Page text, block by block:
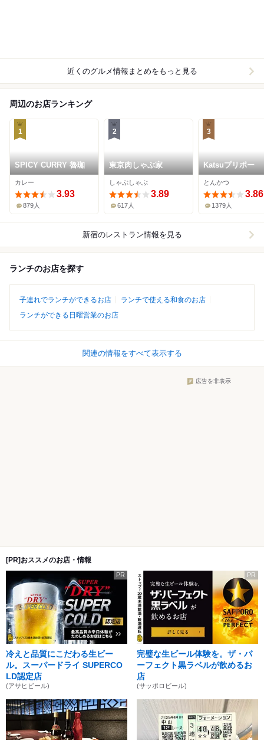
近くのグルメ情報まとめをもっと見る
周辺のお店ランキング
1
SPICY CURRY 魯珈
カレー
3.93
879人
2
東京肉しゃぶ家
しゃぶしゃぶ
3.89
617人
3
Katsuプリポー
とんかつ
3.86
1379人
新宿のレストラン情報を見る
ランチのお店を探す
子連れでランチができるお店
ランチで使える和食のお店
ランチができる日曜営業のお店
関連の情報をすべて表示する
広告を非表示
[PR]おススメのお店・情報
PR
冷えと品質にこだわる生ビー
ル。スーパードライ SUPERCO
LD認定店
(アサヒビール)
PR
完璧な生ビール体験を。ザ・パ
ーフェクト黒ラベルが飲めるお
店
(サッポロビール)